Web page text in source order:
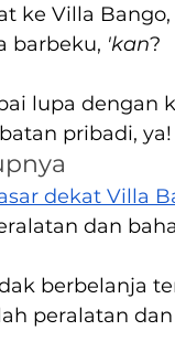
ke Villa
barbeku, 'kan?
lupa dengan
pribadi, ya!
dekat Villa
dan
berbelanja
peralatan